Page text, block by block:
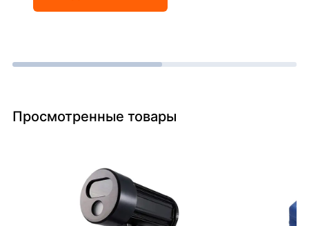
Просмотренные товары